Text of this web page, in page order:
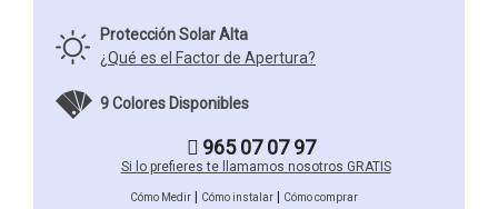
Protección Solar Alta
¿Qué es el Factor de Apertura?
9 Colores Disponibles
965 07 07 97
Si lo prefieres te llamamos nosotros GRATIS
Cómo Medir| Cómo instalar| Cómo comprar